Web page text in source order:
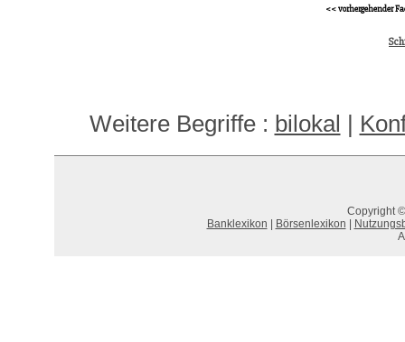
<< vorhergehender
Weitere Begriffe : bilokal
Copyright
Banklexikon
Börsenlexikon